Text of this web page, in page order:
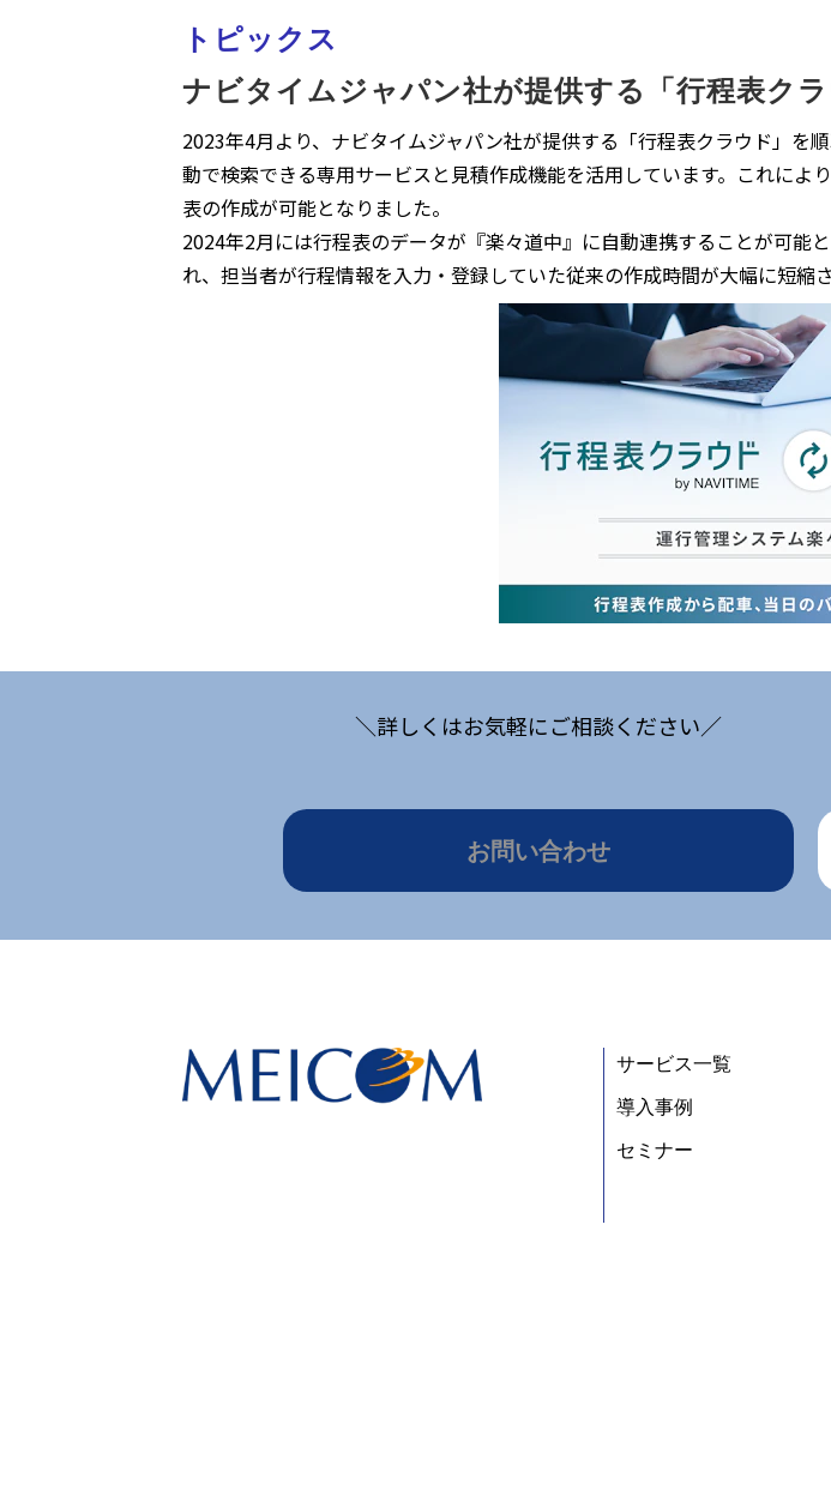
トピックス
ナビタイムジャパン社が提供する「行程表ク
2023年4月より、ナビタイムジャパン社が提供する「行程表クラウド」を
動で検索できる専用サービスと見積作成機能を活用しています。これに
表の作成が可能となりました。
2024年2月には行程表のデータが『楽々道中』に自動連携することが可能
れ、担当者が行程情報を入力・登録していた従来の作成時間が大幅に短縮
＼詳しくはお気軽にご相談ください／
お問い合わせ
サービス一覧
導入事例
セミナー